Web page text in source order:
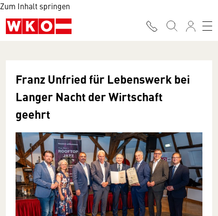
Zum Inhalt springen
Franz Unfried für Lebenswerk bei
Langer Nacht der Wirtschaft
geehrt